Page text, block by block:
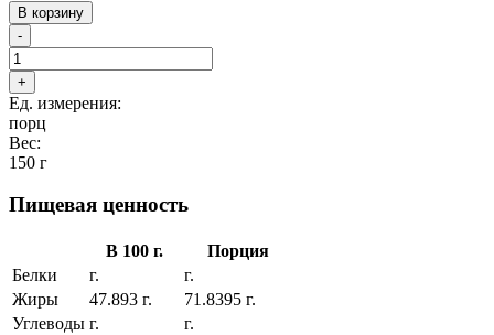
В корзину
-
+
Ед. измерения:
порц
Вес:
150 г
Пищевая ценность
В 100 г.
Порция
Белки
г.
г.
Жиры
47.893 г.
71.8395 г.
Углеводы г.
г.